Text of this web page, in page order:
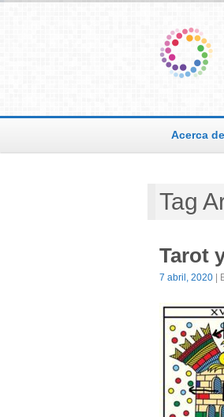
Acerca
Tag
Tarot
7 abril, 2020 |